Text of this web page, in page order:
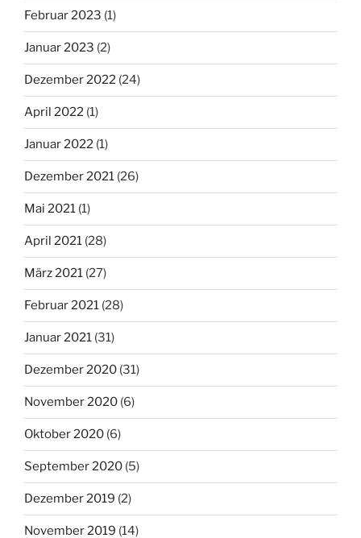
Februar 2023 (1)
Januar 2023 (2)
Dezember 2022 (24)
April 2022 (1)
Januar 2022 (1)
Dezember 2021 (26)
Mai 2021 (1)
April 2021 (28)
März 2021 (27)
Februar 2021 (28)
Januar 2021 (31)
Dezember 2020 (31)
November 2020 (6)
Oktober 2020 (6)
September 2020 (5)
Dezember 2019 (2)
November 2019 (14)